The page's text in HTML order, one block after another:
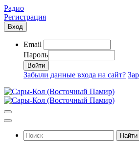
Радио
Регистрация
Вход
Email
Пароль
Забыли данные входа на сайт?
Найти